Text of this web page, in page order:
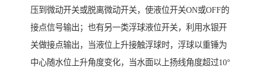
压到微动开关或脱离微动开关，使液位开关ON或OFF的
接点信号输出；也有另一类浮球液位开关，利用水银开
关做接点输出，当液位上升接触浮球时，浮球以重锤为
中心随水位上升角度变化，当水面以上扬线角度超过10°